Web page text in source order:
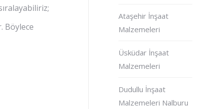
Böylece
Ataşehir İnşaat
Malzemeleri
Üsküdar İnşaat
Malzemeleri
Dudullu İnşaat
Malzemeleri Nalburu